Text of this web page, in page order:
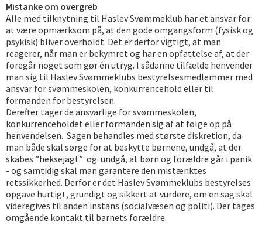
Mistanke om overgreb
Alle med tilknytning til Haslev Svømmeklub har et ansvar for
at være opmærksom på, at den gode omgangsform (fysisk og
psykisk) bliver overholdt. Det er derfor vigtigt, at man
reagerer, når man er bekymret og har en opfattelse af, at der
foregår noget som gør én utryg. I sådanne tilfælde henvender
man sig til Haslev Svømmeklubs bestyrelsesmedlemmer med
ansvar for svømmeskolen, konkurrencehold eller til
formanden for bestyrelsen.
Derefter tager de ansvarlige for svømmeskolen,
konkurrenceholdet eller formanden sig af at følge op på
henvendelsen. Sagen behandles med største diskretion, da
man både skal sørge for at beskytte børnene, undgå, at der
skabes ”heksejagt” og undgå, at børn og forældre går i panik
- og samtidig skal man garantere den mistænktes
retssikkerhed. Derfor er det Haslev Svømmeklubs bestyrelses
opgave hurtigt, grundigt og sikkert at vurdere, om en sag skal
videregives til anden instans (socialvæsen og politi). Der tages
omgående kontakt til barnets forældre.